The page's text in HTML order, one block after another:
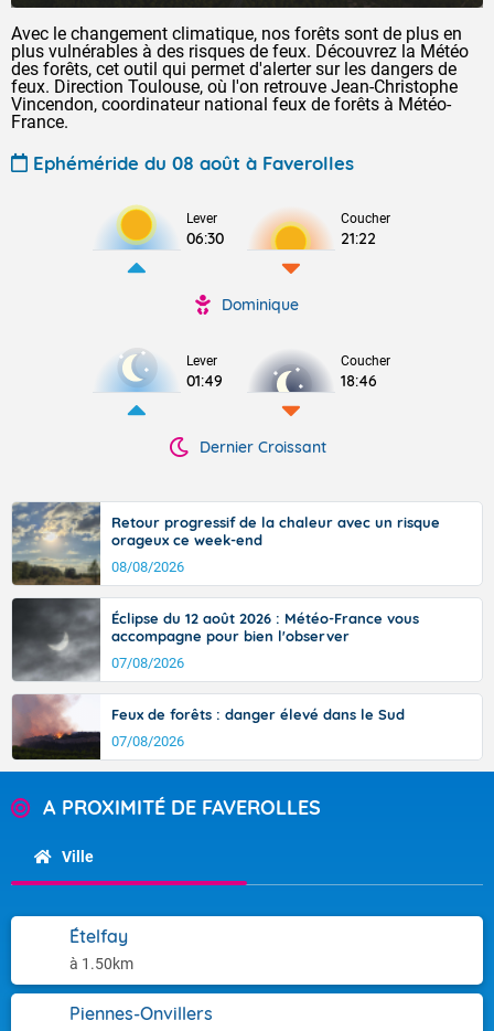
Avec le changement climatique, nos forêts sont de plus en
plus vulnérables à des risques de feux. Découvrez la Météo
des forêts, cet outil qui permet d'alerter sur les dangers de
feux. Direction Toulouse, où l'on retrouve Jean-Christophe
Vincendon, coordinateur national feux de forêts à Météo-
France.
Ephéméride du 08 août à Faverolles
Lever
06:30
Coucher
21:22
Dominique
Lever
01:49
Coucher
18:46
Dernier Croissant
Retour progressif de la chaleur avec un risque
orageux ce week-end
08/08/2026
Éclipse du 12 août 2026 : Météo-France vous
accompagne pour bien l'observer
07/08/2026
Feux de forêts : danger élevé dans le Sud
07/08/2026
A PROXIMITÉ DE FAVEROLLES
Ville
Ételfay
à 1.50km
Piennes-Onvillers